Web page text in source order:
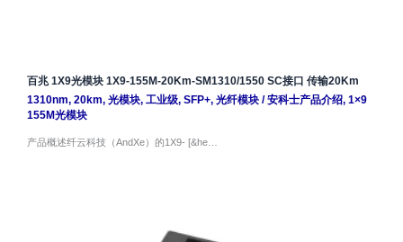
百兆 1X9光模块 1X9-155M-20Km-SM1310/1550 SC接口 传输20Km
1310nm, 20km, 光模块, 工业级, SFP+, 光纤模块/安科士产品介绍, 1×9
155M光模块
产品概述纤云科技（AndXe）的1X9- [&he…